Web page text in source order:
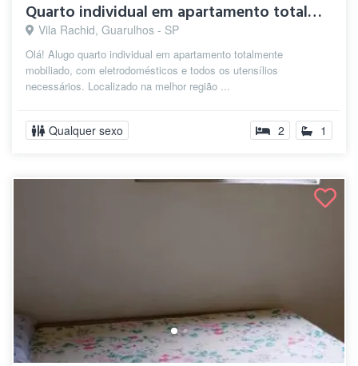
Quarto individual em apartamento totalme...
Vila Rachid, Guarulhos - SP
Olá! Alugo quarto individual em apartamento totalmente
mobiliado, com eletrodomésticos e todos os utensílios
necessários. Localizado na melhor região ...
Qualquer sexo 2 1